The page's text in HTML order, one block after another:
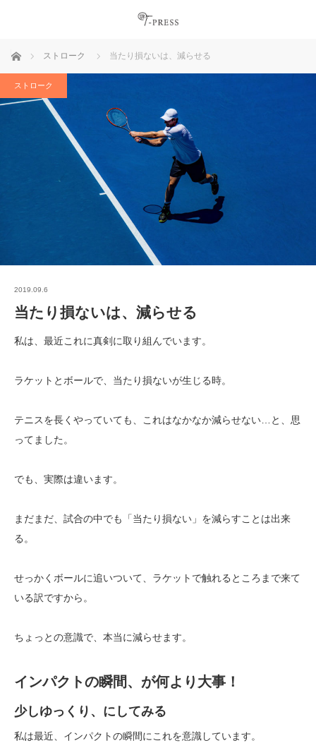
ホーム ストローク 当たり損ないは、減らせる
ストローク
2019.09.6
当たり損ないは、減らせる
私は、最近これに真剣に取り組んでいます。
ラケットとボールで、当たり損ないが生じる時。
テニスを長くやっていても、これはなかなか減らせない…と、思
ってました。
でも、実際は違います。
まだまだ、試合の中でも「当たり損ない」を減らすことは出来
る。
せっかくボールに追いついて、ラケットで触れるところまで来て
いる訳ですから。
ちょっとの意識で、本当に減らせます。
インパクトの瞬間、が何より大事！
少しゆっくり、にしてみる
私は最近、インパクトの瞬間にこれを意識しています。